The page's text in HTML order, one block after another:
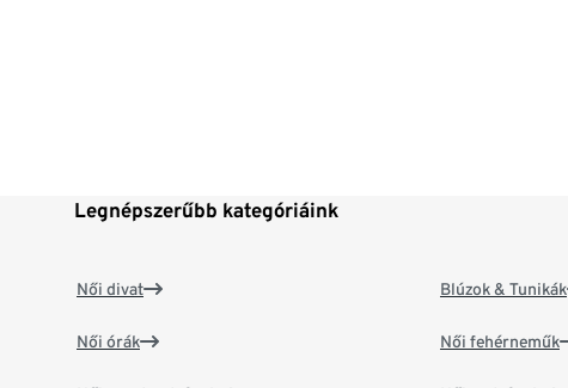
Legnépszerűbb kategóriáink
Női divat
Női órák
Blúzok & Tunikák
Női fehérneműk